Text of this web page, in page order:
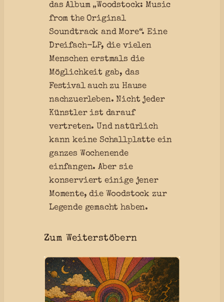
das Album „Woodstock: Music
from the Original
Soundtrack and More“. Eine
Dreifach-LP, die vielen
Menschen erstmals die
Möglichkeit gab, das
Festival auch zu Hause
nachzuerleben. Nicht jeder
Künstler ist darauf
vertreten. Und natürlich
kann keine Schallplatte ein
ganzes Wochenende
einfangen. Aber sie
konserviert einige jener
Momente, die Woodstock zur
Legende gemacht haben.
Zum Weiterstöbern